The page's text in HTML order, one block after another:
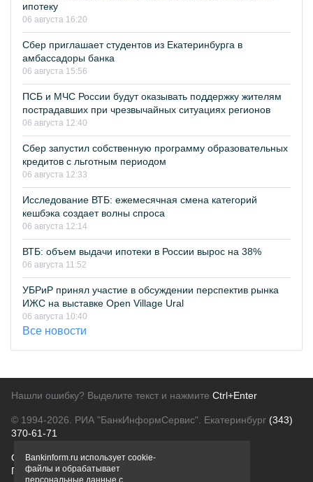
ипотеку
06 августа 16:20
Сбер приглашает студентов из Екатеринбурга в
амбассадоры банка
06 августа 15:56
ПСБ и МЧС России будут оказывать поддержку жителям
пострадавших при чрезвычайных ситуациях регионов
06 августа 12:40
Сбер запустил собственную программу образовательных
кредитов с льготным периодом
06 августа 12:33
Исследование ВТБ: ежемесячная смена категорий
кешбэка создает волны спроса
06 августа 12:14
ВТБ: объем выдачи ипотеки в России вырос на 38%
06 августа 11:52
УБРиР принял участие в обсуждении перспектив рынка
ИЖС на выставке Open Village Ural
06 августа 10:40
Все новости
Нашли ошибку? Выделите текст и нажмите Ctrl+Enter
© 1994-2026. РИА "БанкИнформСервис". Екатеринбург (343)
370-61-71
О проектеПолитика конфиденциальности
Правовая информацияДля рекламодателей
Bankinform.ru использует cookie-
файлы и обрабатывает
персональные данные с